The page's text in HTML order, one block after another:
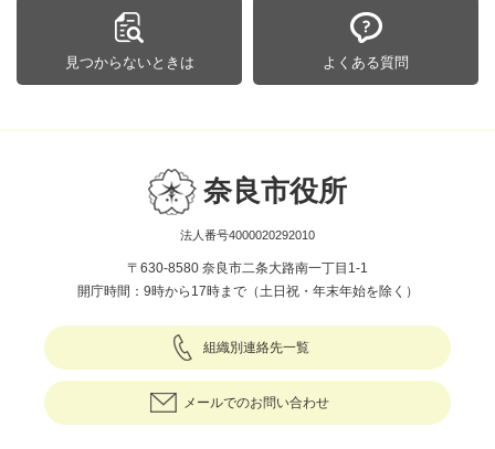
見つからないときは よくある質問
奈良市役所
法人番号4000020292010
〒630-8580 奈良市二条大路南一丁目1-1
開庁時間：9時から17時まで（土日祝・年末年始を除く）
組織別連絡先一覧
メールでのお問い合わせ